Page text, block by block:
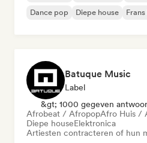
Dance pop
Diepe house Frans
Batuque Music
Label
&gt; 1000 gegeven
Afrobeat / AfropopAfro Huis /
Diepe houseElektronica
Artiesten contracteren of hun